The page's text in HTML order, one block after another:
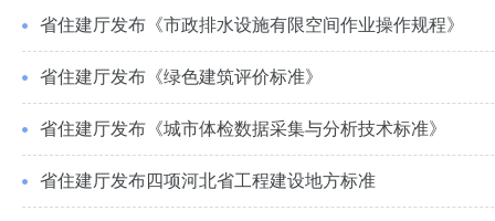
省住建厅发布《市政排水设施有限空间作业操作规程》
省住建厅发布《绿色建筑评价标准》
省住建厅发布《城市体检数据采集与分析技术标准》
省住建厅发布四项河北省工程建设地方标准